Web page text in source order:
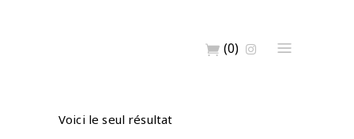
(0)
Voici le seul résultat